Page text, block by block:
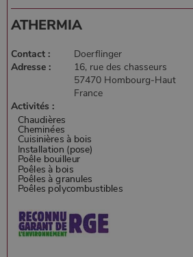
ATHERMIA
Contact :
Doerflinger
Adresse :
16, rue des chasseurs
57470 Hombourg-Haut
France
Activités :